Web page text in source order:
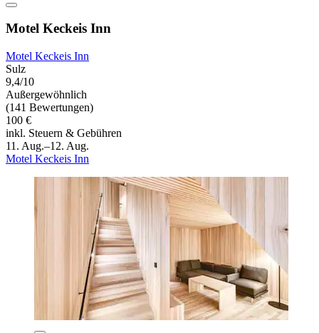
Motel Keckeis Inn
Motel Keckeis Inn
Sulz
9,4/10
Außergewöhnlich
(141 Bewertungen)
100 €
inkl. Steuern & Gebühren
11. Aug.–12. Aug.
Motel Keckeis Inn